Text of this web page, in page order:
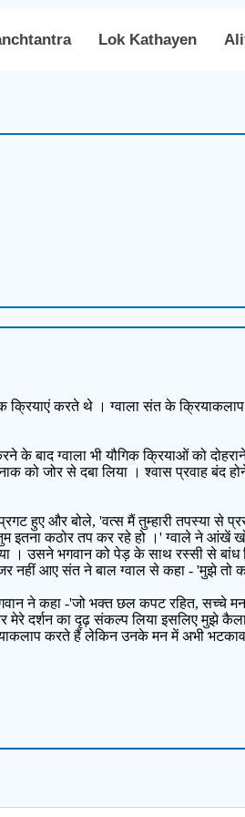
Lok Kathayen
करते थे । ग्वाला संत के
बाद ग्वाला भी यौगिक क्रियाओं को
को जोर से दबा लिया । श्वास प्रवाह बंद
हुए और बोले, 'वत्स मैं तुम्हारी तपस्या से
इतना कठोर तप कर रहे हो ।' ग्वाले ने
। उसने भगवान को पेड़ के साथ रस्सी से बांध
नहीं आए संत ने बाल ग्वाल से कहा - 'मुझे तो
ने कहा -'जो भक्त छल कपट रहित, सच्चे
मेरे दर्शन का दृढ़ संकल्प लिया इसलिए मुझे
करते हैं लेकिन उनके मन में अभी